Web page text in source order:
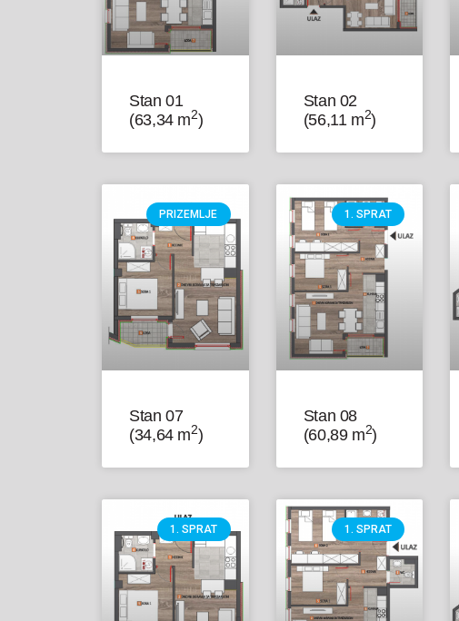
Stan 01
(63,34 m2)
Stan 02
(56,11 m2)
PRIZEMLJE
Stan 07
(34,64 m2)
1. SPRAT
Stan 08
(60,89 m2)
1. SPRAT 1. SPRAT